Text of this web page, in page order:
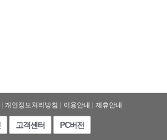
| 개인정보처리방침 | 이용안내 | 제휴안내
고객센터 PC버전